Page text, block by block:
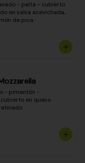
- palta - cubierto
en salsa acevichada,
de pica
- pimentón -
en queso